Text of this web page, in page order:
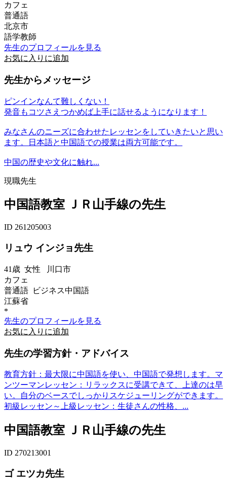
カフェ
普通語
北京市
語学教師
先生のプロフィールを見る
お気に入りに追加
先生からメッセージ
ピンインなんて難しくない！
発音もコツさえつかめば上手に話せるようになります！
みなさんのニーズに合わせたレッセンをしていきたいと思い
ます。日本語と中国語での授業は両方可能です。
中国の歴史や文化に触れ...
現職先生
中国語教室 ＪＲ山手線の先生
ID 261205003
リュウ インジョ先生
41歳 女性 川口市
カフェ
普通語 ビジネス中国語
江蘇省
*
先生のプロフィールを見る
お気に入りに追加
先生の学習方針・アドバイス
教育方針：最大限に中国語を使い、中国語で発想します。マ
ンツーマンレッセン：リラックスに受講できて、上達のは早
い。自分のベースでしっかりスケジューリングができます。
初級レッセン～上級レッセン：生徒さんの性格、...
中国語教室 ＪＲ山手線の先生
ID 270213001
ゴ エツカ先生